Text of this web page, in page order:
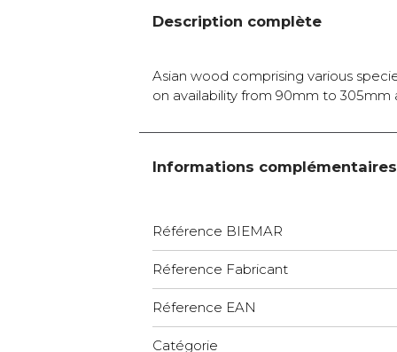
Description complète
Asian wood comprising various
on availability from 90mm to 305mm
Informations complémentaires
Référence BIEMAR
Réference Fabricant
Réference EAN
Catégorie